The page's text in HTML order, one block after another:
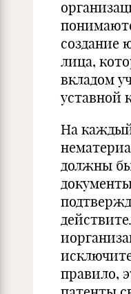
создание
лица,
вкладом
уставной
На
должны
правило,